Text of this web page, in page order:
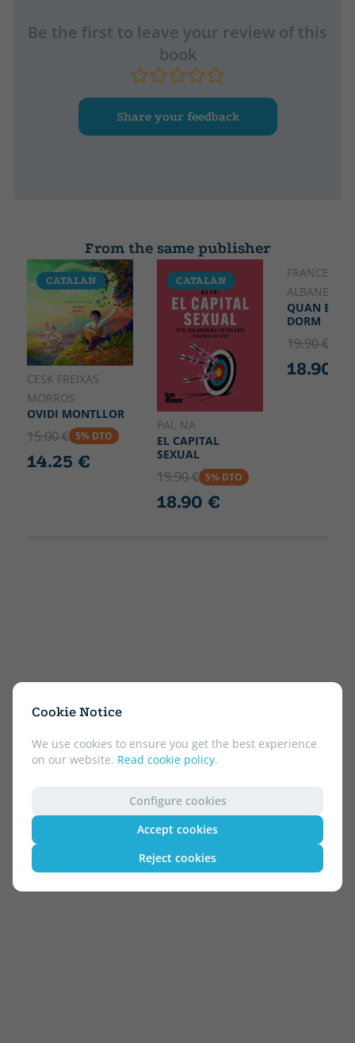
Cookie Notice
We use cookies to ensure you get the best experience
on our website. Read cookie policy.
Configure cookies
Accept cookies
Reject cookies
Be the first to leave your review of this
book
Share your feedback
From the same publisher
CATALAN
CESK FREIXAS
MORROS
OVIDI MONTLLOR
15.00 € 5% DTO
14.25 €
CATALAN
PAI, NA
EL CAPITAL
SEXUAL
19.90 € 5% DTO
18.90 €
CATALAN
FRANCESCA
ALBANESE
QUAN EL
DORM
19.90 €
18.90 €